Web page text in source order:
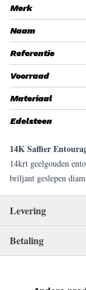
Merk
Naam
Referentie
Voorraad
Materiaal
Edelsteen
14K Saffier
14krt geelgouden
briljant geslepen
Levering
Betaling